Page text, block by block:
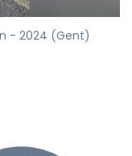
- 2024 (Gent)